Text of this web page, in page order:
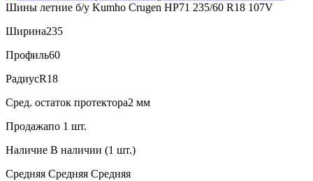
Шины летние б/у Kumho Crugen HP71 235/60 R18 107V
Ширина235
Профиль60
РадиусR18
Сред. остаток протектора2 мм
Продажапо 1 шт.
Наличие В наличии (1 шт.)
Средняя Средняя Средняя